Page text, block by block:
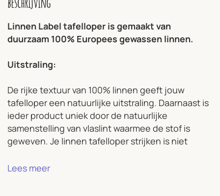
Linnen Label tafelloper is gemaakt van
duurzaam 100% Europees gewassen linnen.
Uitstraling:
De rijke textuur van 100% linnen geeft jouw
tafelloper een natuurlijke uitstraling. Daarnaast is
ieder product uniek door de natuurlijke
samenstelling van vlaslint waarmee de stof is
geweven. Je linnen tafelloper strijken is niet
kreuk zal aannemen. Linnen Label streeft naar
Lees meer